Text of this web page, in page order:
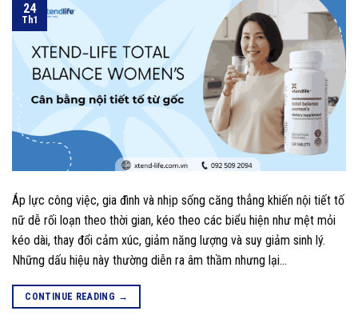
24
Th1
Áp lực công việc, gia đình và nhịp sống căng thẳng khiến nội tiết tố
nữ dễ rối loạn theo thời gian, kéo theo các biểu hiện như mệt mỏi
kéo dài, thay đổi cảm xúc, giảm năng lượng và suy giảm sinh lý.
Những dấu hiệu này thường diễn ra âm thầm nhưng lại…
CONTINUE READING →